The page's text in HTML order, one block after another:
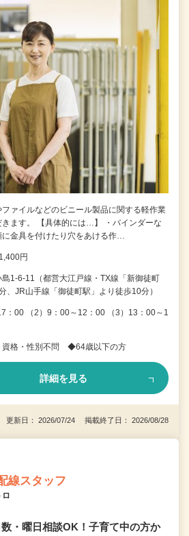
ァイルなどのビニール製品に関する軽作業
きます。 【具体的には…】 ・バインダーな
に金具を付けたり穴をあける作…
円
1-6-11（都営大江戸線・TX線「新御徒町
、JR山手線「御徒町駅」より徒歩10分）
：00 （2）9：00～12：00 （3）13：00～1
資格・性別不問 ◆64歳以下の方
詳細を見る
更新日： 2026/07/24 掲載終了日： 2026/08/28
線スタッフ
・曜日相談OK！子育て中の方か